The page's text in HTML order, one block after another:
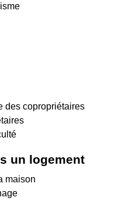
des copropriétaires
un logement
maison